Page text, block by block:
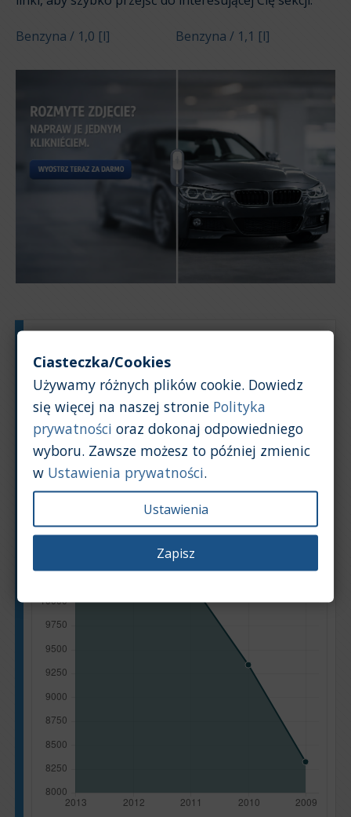
Benzyna / 1,0 [l] Benzyna / 1,1 [l]
Pojemność silnika:1,0
Na podstawie: 157 ogłoszeń
Powrót na górę
Wykres Tabela
Ciasteczka/Cookies
Używamy różnych plików cookie. Dowiedz
się więcej na naszej stronie Polityka
prywatności oraz dokonaj odpowiedniego
wyboru. Zawsze możesz to później zmienic
w Ustawienia prywatności.
Ustawienia
Zapisz